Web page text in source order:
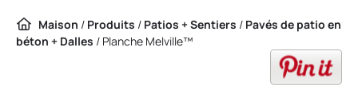
Maison / Produits / Patios + Sentiers / Pavés de patio en
béton + Dalles / Planche Melville™